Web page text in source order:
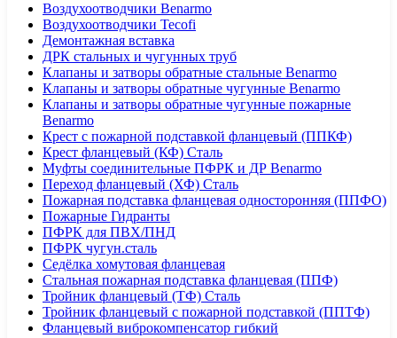
Воздухоотводчики Benarmo
Воздухоотводчики Tecofi
Демонтажная вставка
ДРК стальных и чугунных труб
Клапаны и затворы обратные стальные Benarmo
Клапаны и затворы обратные чугунные Benarmo
Клапаны и затворы обратные чугунные пожарные
Benarmo
Крест с пожарной подставкой фланцевый (ППКФ)
Крест фланцевый (КФ) Сталь
Муфты соединительные ПФРК и ДР Benarmo
Переход фланцевый (ХФ) Сталь
Пожарная подставка фланцевая односторонняя (ППФО)
Пожарные Гидранты
ПФРК для ПВХ/ПНД
ПФРК чугун.сталь
Седёлка хомутовая фланцевая
Стальная пожарная подставка фланцевая (ППФ)
Тройник фланцевый (ТФ) Сталь
Тройник фланцевый с пожарной подставкой (ППТФ)
Фланцевый виброкомпенсатор гибкий